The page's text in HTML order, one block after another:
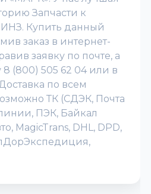
Запчасти к
Купить данный
заказ в интернет-
заявку по почте, а
8 (800) 505 62 04 или в
по всем
ТК (СДЭК, Почта
ПЭК, Байкал
MagicTrans, DHL, DPD,